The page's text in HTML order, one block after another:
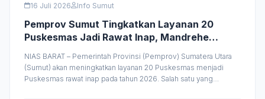
16 Juli 2026 Info Sumut
Pemprov Sumut Tingkatkan Layanan 20
Puskesmas Jadi Rawat Inap, Mandrehe
NIAS BARAT – Pemerintah Provinsi (Pemprov) Sumatera Utara
(Sumut) akan meningkatkan layanan 20 Puskesmas menjadi
Puskesmas rawat inap pada tahun 2026. Salah satu yang